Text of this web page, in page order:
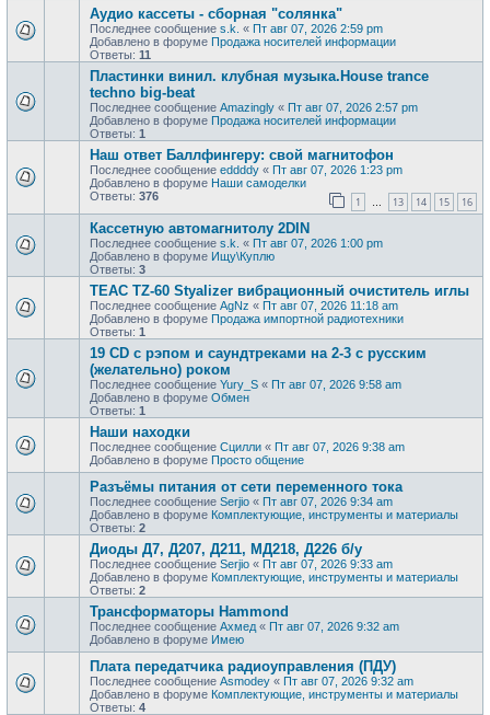
Аудио кассеты - сборная "солянка"
Последнее сообщение s.k. « Пт авг 07, 2026 2:59 pm
Добавлено в форуме Продажa носителей информации
Ответы: 11
Пластинки винил. клубная музыка.House trance
techno big-beat
Последнее сообщение Amazingly « Пт авг 07, 2026 2:57 pm
Добавлено в форуме Продажa носителей информации
Ответы: 1
Наш ответ Баллфингеру: свой магнитофон
Последнее сообщение eddddy « Пт авг 07, 2026 1:23 pm
Добавлено в форуме Наши самоделки
Ответы: 376 1 13 14 15 16
Кассетную автомагнитолу 2DIN
Последнее сообщение s.k. « Пт авг 07, 2026 1:00 pm
Добавлено в форуме Ищу\Куплю
Ответы: 3
TEAC TZ-60 Styalizer вибрационный очиститель иглы
Последнее сообщение AgNz « Пт авг 07, 2026 11:18 am
Добавлено в форуме Продажа импортной радиотехники
Ответы: 1
19 CD с рэпом и саундтреками на 2-3 с русским
(желательно) роком
Последнее сообщение Yury_S « Пт авг 07, 2026 9:58 am
Добавлено в форуме Обмен
Ответы: 1
Наши находки
Последнее сообщение Сцилли « Пт авг 07, 2026 9:38 am
Добавлено в форуме Просто общение
Разъёмы питания от сети переменного тока
Последнее сообщение Serjio « Пт авг 07, 2026 9:34 am
Добавлено в форуме Комплектующие, инструменты и материалы
Ответы: 2
Диоды Д7, Д207, Д211, МД218, Д226 б/у
Последнее сообщение Serjio « Пт авг 07, 2026 9:33 am
Добавлено в форуме Комплектующие, инструменты и материалы
Ответы: 2
Трансформаторы Hammond
Последнее сообщение Ахмед « Пт авг 07, 2026 9:32 am
Добавлено в форуме Имею
Плата передатчика радиоуправления (ПДУ)
Последнее сообщение Asmodey « Пт авг 07, 2026 9:32 am
Добавлено в форуме Комплектующие, инструменты и материалы
Ответы: 4